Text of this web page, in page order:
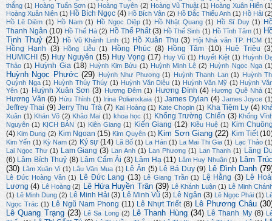
thắng (1) Hoàng Tuấn Sơn (1) Hoàng Tuyên (2) Hoàng Vũ Thuật (1) Hoàng Xuân Hiến
Hoàng Xuân Niên (1) Hồ Bích Ngọc (4) Hồ Bích Vân (2) Hồ Đắc Thiếu Anh (1) Hồ Hải
Hồ Lê Diêm (1) Hồ Nam (1) Hồ Ngọc Diệp (1) Hồ Nhật Quang (1) Hồ Sĩ Duy (1)
Thanh Ngân (10) Hồ Thế Hà (2) Hồ Thế Phất (3) Hồ Thế Sinh (1) Hồ Tĩnh Tâm (1)
Tịnh Thuỷ (21) Hồ Vũ Khánh Linh (1) Hồ Xuân Thu (3) Hội Nhà văn TP. HCM
Hồng Hạnh (3) Hồng Liễu (1) Hồng Phúc (8) Hồng Tâm (10) Huệ Triệu
HUMICHI
(5) Huy Nguyên (15) Huy Vọng (17) Huy Vũ (1) Huyết Kiệt (1) Huỳnh
Thảo (1) Huỳnh Gia (18) Huỳnh Kim Bửu (1) Huỳnh Minh Lệ (2) Huỳnh Ngọc Nga
Huỳnh Ngọc Phước (29) Huỳnh Như Phương (1) Huỳnh Thanh Lan (1)
Huỳnh
Quỳnh Nga (1) Huỳnh Thúy Thúy (1) Huỳnh Văn Diệu (1) Huỳnh Văn Mỹ (1) Huỳnh
Yên (1) Huỳnh Xuân Sơn (3) Hương Đêm (1) Hương Đình (4) Hương Quê Nhà
Hương Văn (6) Hửu Thỉnh (1) Irina Polianxkaia (1) James Dylan (4) James Joyce
Jeffrey Thai (9) Jerry Thu Trà (7) Kai Hoàng (1) Kate Chopin (1) Kha Tiệm Ly (4)
Xuân (1) Khán Võ (2) Khảo Mai (1) khoa học (1) Khổng Trường Chiến (3) Khổng
Nguyên (1) KỊCH BẢN (1) Kiên Giang (1) Kiến Giang (12) Kiều Huệ (1) Kim
(4) Kim Dung (2) Kim Ngoan (15) Kim Quyên (1) Kim Sơn Giang (22) Kim Tiết
Kim Yến (1) Kỳ Nam (2) Ký sự (14) Lã Bố (1) La Hán (1) La Mai Thi Gia (1) Lạc Thảo
Lại Ngọc Thư (1) Lam Giang (3) Lan Anh (1) Lan Phương (1) Lan Thanh (1) Lãng
(6) Lâm Bích Thuỷ (8) Lâm Cẩm Ái (3) Lâm Hạ (11) Lâm Huy Nhuận (1) Lâm
(30) Lâm Xuân Vi (1) Lâu Văn Mua (1) Lê Ân (5) Lê Bá Duy (9) Lê Đình Danh
Lê Đức Hoàng Vân (1) Lê Đức Lang (13) Lê Giang Trần (1) Lệ Hằng (3) Lê
Lương (4) Lê Hoàng (2) Lê Hứa Huyền Trân (39) Lê Khánh Luận (1) Lê Minh
(1) Lê Minh Dung (2) Lê Minh Hải (3) Lê Minh Vũ (3) Lê Ngân (3) Lê Ngọc Phái (1)
Ngọc Trác (1) Lê Ngũ Nam Phong (11) Lê Nhựt Triết (8) Lê Phương Châu
Lê Quang Trạng (23) Lê Sa Long (2) Lê Thanh Hùng (34) Lê Thanh My (8)